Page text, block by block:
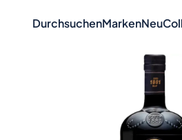
DurchsuchenMarkenNeu